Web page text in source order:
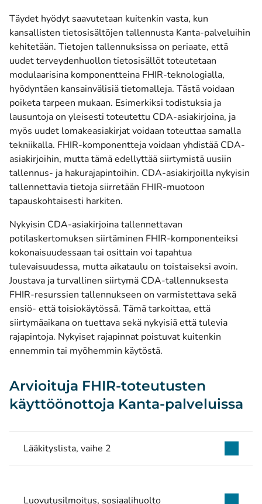
Täydet hyödyt saavutetaan kuitenkin vasta, kun
kansallisten tietosisältöjen tallennusta Kanta-palveluihin
kehitetään. Tietojen tallennuksissa on periaate, että
uudet terveydenhuollon tietosisällöt toteutetaan
modulaarisina komponentteina FHIR-teknologialla,
hyödyntäen kansainvälisiä tietomalleja. Tästä voidaan
poiketa tarpeen mukaan. Esimerkiksi todistuksia ja
lausuntoja on yleisesti toteutettu CDA-asiakirjoina, ja
myös uudet lomakeasiakirjat voidaan toteuttaa samalla
tekniikalla. FHIR-komponentteja voidaan yhdistää CDA-
asiakirjoihin, mutta tämä edellyttää siirtymistä uusiin
tallennus- ja hakurajapintoihin. CDA-asiakirjoilla nykyisin
tallennettavia tietoja siirretään FHIR-muotoon
tapauskohtaisesti harkiten.
Nykyisin CDA-asiakirjoina tallennettavan
potilaskertomuksen siirtäminen FHIR-komponenteiksi
kokonaisuudessaan tai osittain voi tapahtua
tulevaisuudessa, mutta aikataulu on toistaiseksi avoin.
Joustava ja turvallinen siirtymä CDA-tallennuksesta
FHIR-resurssien tallennukseen on varmistettava sekä
ensiö- että toisiokäytössä. Tämä tarkoittaa, että
siirtymäaikana on tuettava sekä nykyisiä että tulevia
rajapintoja. Nykyiset rajapinnat poistuvat kuitenkin
ennemmin tai myöhemmin käytöstä.
Arvioituja FHIR-toteutusten
käyttöönottoja Kanta-palveluissa
Lääkityslista, vaihe 2
Luovutusilmoitus, sosiaalihuolto